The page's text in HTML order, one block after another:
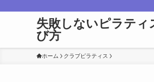
失敗しないピラティ
び方
ホーム クラブピラティス